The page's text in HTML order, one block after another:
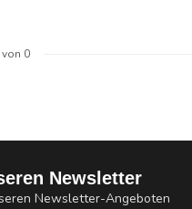
von 0
Newsletter
Newsletter-Angeboten